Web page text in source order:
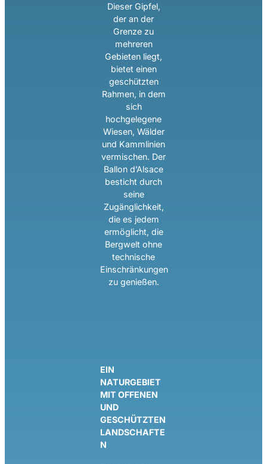
Dieser Gipfel,
der an der
Grenze zu
mehreren
Gebieten liegt,
bietet einen
geschützten
Rahmen, in dem
sich
hochgelegene
Wiesen, Wälder
und Kammlinien
vermischen. Der
Ballon d’Alsace
besticht durch
seine
Zugänglichkeit,
die es jedem
ermöglicht, die
Bergwelt ohne
technische
Einschränkungen
zu genießen.
EIN
NATURGEBIET
MIT OFFENEN
UND
GESCHÜTZTEN
LANDSCHAFTE
N